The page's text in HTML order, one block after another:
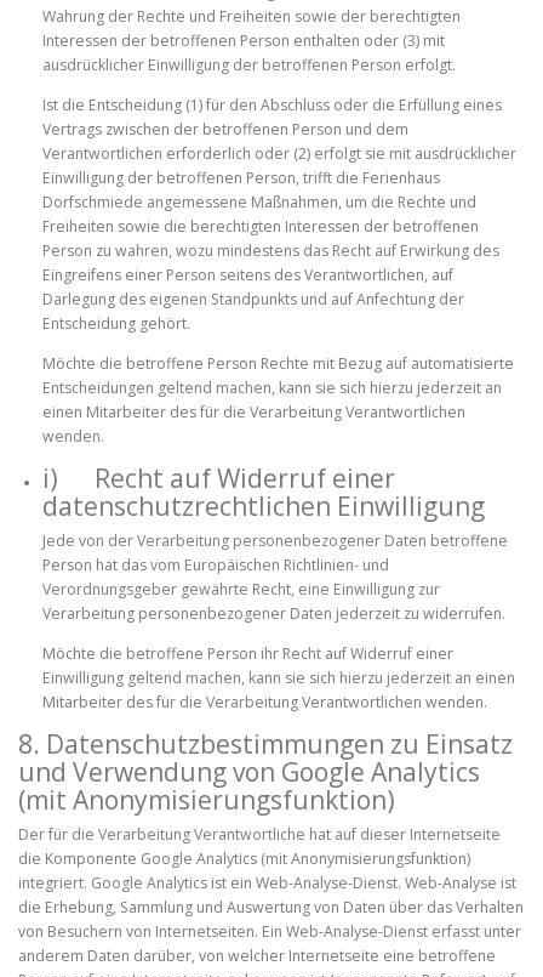
Wahrung der Rechte und Freiheiten sowie der berechtigten
Interessen der betroffenen Person enthalten oder (3) mit
ausdrücklicher Einwilligung der betroffenen Person erfolgt.
Ist die Entscheidung (1) für den Abschluss oder die Erfüllung eines
Vertrags zwischen der betroffenen Person und dem
Verantwortlichen erforderlich oder (2) erfolgt sie mit ausdrücklicher
Einwilligung der betroffenen Person, trifft die Ferienhaus
Dorfschmiede angemessene Maßnahmen, um die Rechte und
Freiheiten sowie die berechtigten Interessen der betroffenen
Person zu wahren, wozu mindestens das Recht auf Erwirkung des
Eingreifens einer Person seitens des Verantwortlichen, auf
Darlegung des eigenen Standpunkts und auf Anfechtung der
Entscheidung gehört.
Möchte die betroffene Person Rechte mit Bezug auf automatisierte
Entscheidungen geltend machen, kann sie sich hierzu jederzeit an
einen Mitarbeiter des für die Verarbeitung Verantwortlichen
wenden.
i) Recht auf Widerruf einer
datenschutzrechtlichen Einwilligung
Jede von der Verarbeitung personenbezogener Daten betroffene
Person hat das vom Europäischen Richtlinien- und
Verordnungsgeber gewährte Recht, eine Einwilligung zur
Verarbeitung personenbezogener Daten jederzeit zu widerrufen.
Möchte die betroffene Person ihr Recht auf Widerruf einer
Einwilligung geltend machen, kann sie sich hierzu jederzeit an einen
Mitarbeiter des für die Verarbeitung Verantwortlichen wenden.
8. Datenschutzbestimmungen zu Einsatz
und Verwendung von Google Analytics
(mit Anonymisierungsfunktion)
Der für die Verarbeitung Verantwortliche hat auf dieser Internetseite
die Komponente Google Analytics (mit Anonymisierungsfunktion)
integriert. Google Analytics ist ein Web-Analyse-Dienst. Web-Analyse ist
die Erhebung, Sammlung und Auswertung von Daten über das Verhalten
von Besuchern von Internetseiten. Ein Web-Analyse-Dienst erfasst unter
anderem Daten darüber, von welcher Internetseite eine betroffene